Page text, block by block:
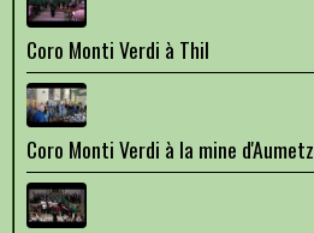
Coro Monti Verdi à Thil
Coro Monti Verdi à la mine d'Aumetz